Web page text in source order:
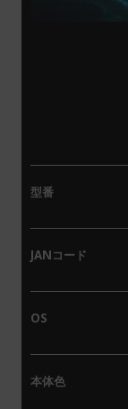
型番
JANコード
OS
本体色